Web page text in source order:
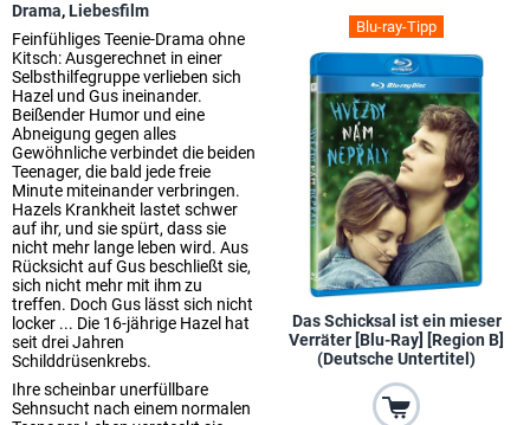
Blu-ray-Tipp
Das Schicksal ist ein mieser
Verräter [Blu-Ray] [Region B]
(Deutsche Untertitel)
Drama,Liebesfilm
Feinfühliges Teenie-Drama ohne
Kitsch: Ausgerechnet in einer
Selbsthilfegruppe verlieben sich
Hazel und Gus ineinander.
Beißender Humor und eine
Abneigung gegen alles
Gewöhnliche verbindet die beiden
Teenager, die bald jede freie
Minute miteinander verbringen.
Hazels Krankheit lastet schwer
auf ihr, und sie spürt, dass sie
nicht mehr lange leben wird. Aus
Rücksicht auf Gus beschließt sie,
sich nicht mehr mit ihm zu
treffen. Doch Gus lässt sich nicht
locker ... Die 16-jährige Hazel hat
seit drei Jahren
Schilddrüsenkrebs.
Ihre scheinbar unerfüllbare
Sehnsucht nach einem normalen